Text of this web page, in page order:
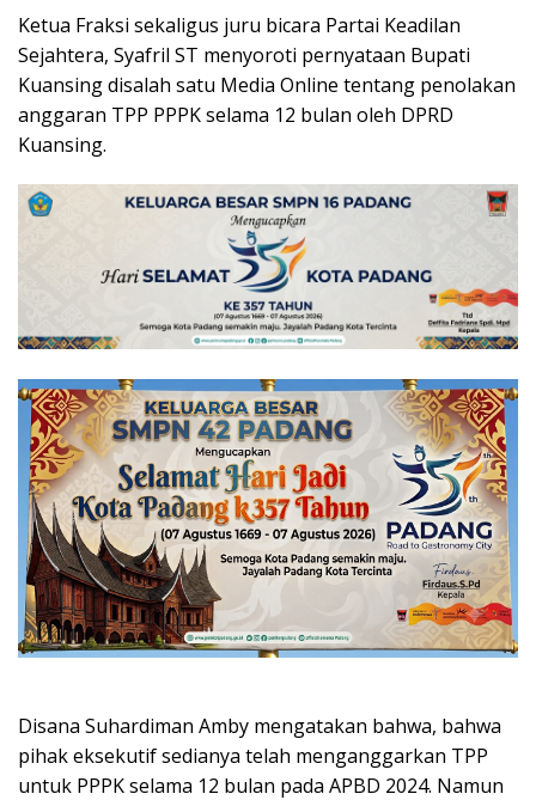
Ketua Fraksi sekaligus juru bicara Partai Keadilan
Sejahtera, Syafril ST menyoroti pernyataan Bupati
Kuansing disalah satu Media Online tentang penolakan
anggaran TPP PPPK selama 12 bulan oleh DPRD
Kuansing.
Disana Suhardiman Amby mengatakan bahwa, bahwa
pihak eksekutif sedianya telah menganggarkan TPP
untuk PPPK selama 12 bulan pada APBD 2024. Namun